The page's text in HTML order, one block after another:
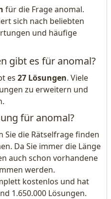
für die Frage anomal.
sich nach beliebten
und häufige
gibt es für anomal?
es 27 Lösungen. Viele
zu erweitern und
für anomal?
Sie die Rätselfrage finden
Da Sie immer die Länge
auch schon vorhandene
werden.
kostenlos und hat
1.650.000 Lösungen.